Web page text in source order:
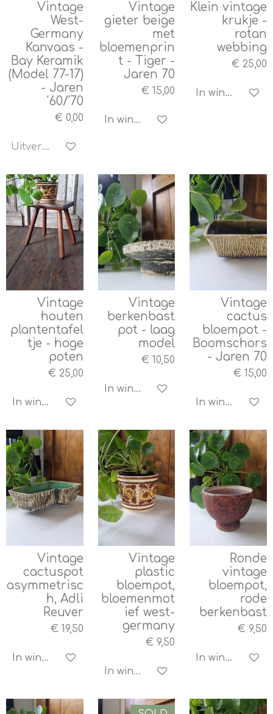
Vintage
West-
Germany
Kanvaas -
Bay Keramik
(Model 77-17)
- Jaren
'60/'70
€ 0,00
Uitverkocht
Vintage
gieter beige
met
bloemenprin
t - Tiger -
Jaren 70
€ 15,00
In winkelwagen
Klein vintage
krukje -
rotan
webbing
€ 25,00
In winkelwagen
Vintage
houten
plantentafel
tje - hoge
poten
€ 25,00
In winkelwagen
Vintage
berkenbast
pot - laag
model
€ 10,50
In winkelwagen
Vintage
cactus
bloempot -
Boomschors
- Jaren 70
€ 15,00
In winkelwagen
Vintage
cactuspot
asymmetrisc
h, Adli
Reuver
€ 19,50
In winkelwagen
Vintage
plastic
bloempot,
bloemenmot
ief west-
germany
€ 9,50
In winkelwagen
Ronde
vintage
bloempot,
rode
berkenbast
€ 9,50
In winkelwagen